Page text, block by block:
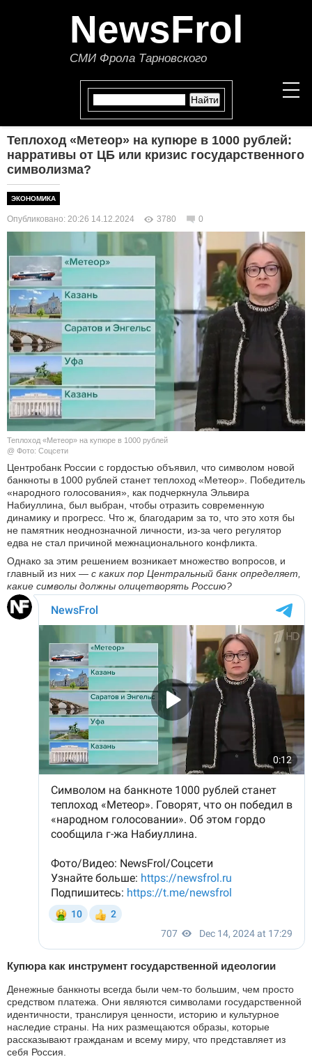
NewsFrol
СМИ Фрола Тарновского
НОВОСТИ
ПОЛИТИКА
ЭКОНОМИКА
ОБЩЕСТВО
КУЛЬТУРА
НАУКА
СПОРТ
ШОУ-БИЗНЕС
АВТО И МОТО
ЭГОИЗМ
БЛОГ
Теплоход «Метеор» на купюре в 1000 рублей:
нарративы от ЦБ или кризис государственного
символизма?
ЭКОНОМИКА
Опубликовано: 20:26 14.12.2024 3780 0
Теплоход «Метеор» на купюре в 1000 рублей
@ Фото: Соцсети
Центробанк России с гордостью объявил, что символом новой
банкноты в 1000 рублей станет теплоход «Метеор». Победитель
«народного голосования», как подчеркнула Эльвира
Набиуллина, был выбран, чтобы отразить современную
динамику и прогресс. Что ж, благодарим за то, что это хотя бы
не памятник неоднозначной личности, из-за чего регулятор
едва не стал причиной межнационального конфликта.
Однако за этим решением возникает множество вопросов, и
главный из них — с каких пор Центральный банк определяет,
какие символы должны олицетворять Россию?
Купюра как инструмент государственной идеологии
Денежные банкноты всегда были чем-то большим, чем просто
средством платежа. Они являются символами государственной
идентичности, транслируя ценности, историю и культурное
наследие страны. На них размещаются образы, которые
рассказывают гражданам и всему миру, что представляет из
себя Россия.